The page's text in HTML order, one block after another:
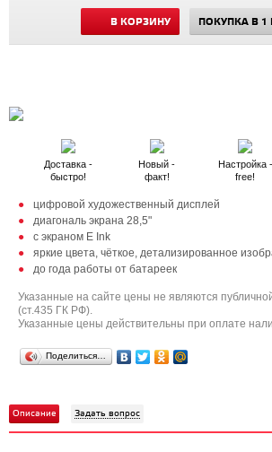
В КОРЗИНУ ПОКУПКА В 1
Доставка -
быстро!
Новый -
факт!
Настройка -
free!
цифровой художественный дисплей
диагональ экрана 28,5"
с экраном E Ink
яркие цвета, чёткое, детализированное
до года работы от батареек
Указанные на сайте цены не являются
(ст.435 ГК РФ).
Указанные цены действительны при оплате
Поделиться…
Описание Задать вопрос